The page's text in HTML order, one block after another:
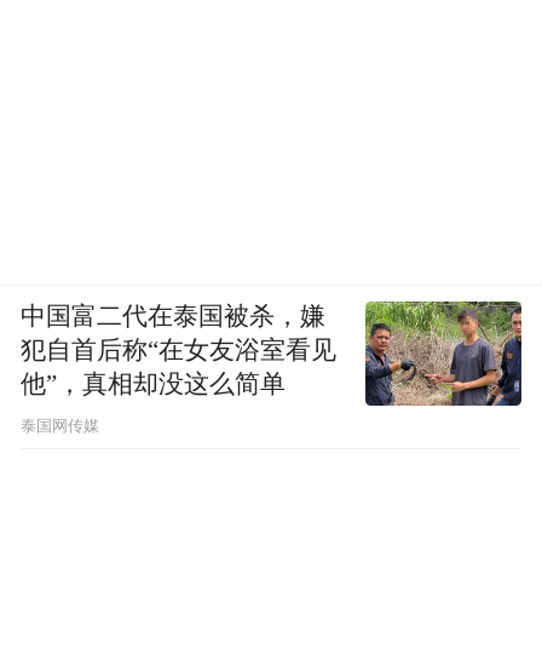
中国富二代在泰国被杀，嫌
犯自首后称“在女友浴室看见
他”，真相却没这么简单
泰国网传媒